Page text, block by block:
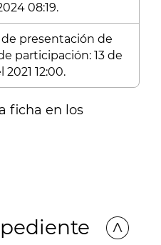
08:19.
presentación de
participación: 13 de
12:00.
ficha en los